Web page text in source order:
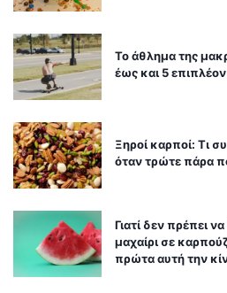
Το άθλημα της
έως και 5
Ξηροί καρποί: Τι
όταν τρώτε πάρα
Γιατί δεν πρέπει
μαχαίρι σε
πρώτα αυτή την